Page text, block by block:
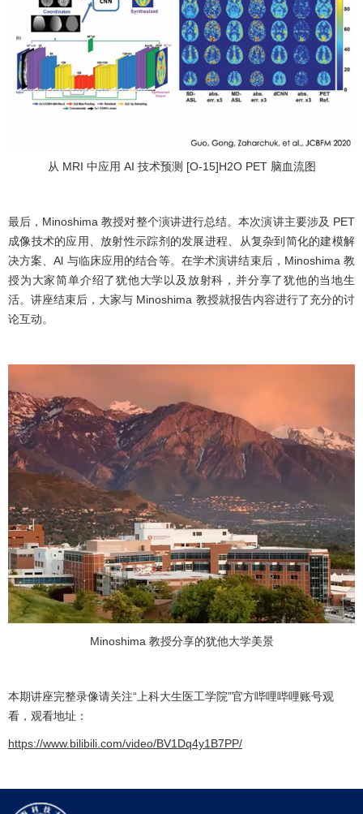
从 MRI 中应用 AI 技术预测 [O-15]H2O PET 脑血流图
最后，Minoshima 教授对整个演讲进行总结。本次演讲主要涉及 PET
成像技术的应用、放射性示踪剂的发展进程、从复杂到简化的建模解
决方案、Al 与临床应用的结合等。在学术演讲结束后，Minoshima 教
授为大家简单介绍了犹他大学以及放射科，并分享了犹他的当地生
活。讲座结束后，大家与 Minoshima 教授就报告内容进行了充分的讨
论互动。
Minoshima 教授分享的犹他大学美景
本期讲座完整录像请关注“上科大生医工学院”官方哔哩哔哩账号观
看，观看地址：
https://www.bilibili.com/video/BV1Dq4y1B7PP/